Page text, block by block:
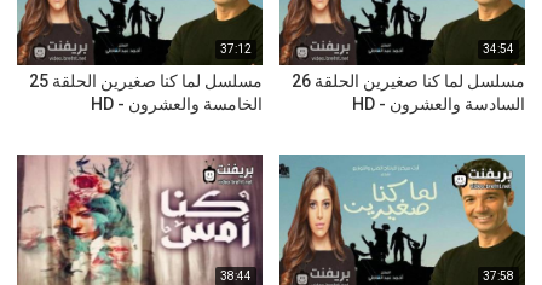
34:54
مسلسل لما كنا صغيرين الحلقة 26
السادسة والعشرون - HD
37:12
مسلسل لما كنا صغيرين الحلقة 25
الخامسة والعشرون - HD
37:58
38:44